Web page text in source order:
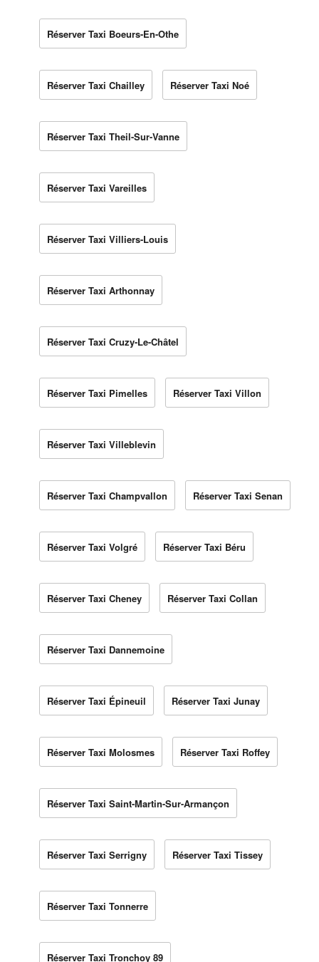
Réserver Taxi Boeurs-En-Othe
Réserver Taxi Chailley Réserver Taxi Noé
Réserver Taxi Theil-Sur-Vanne
Réserver Taxi Vareilles
Réserver Taxi Villiers-Louis
Réserver Taxi Arthonnay
Réserver Taxi Cruzy-Le-Châtel
Réserver Taxi Pimelles Réserver Taxi Villon
Réserver Taxi Villeblevin
Réserver Taxi Champvallon Réserver Taxi Senan
Réserver Taxi Volgré Réserver Taxi Béru
Réserver Taxi Cheney Réserver Taxi Collan
Réserver Taxi Dannemoine
Réserver Taxi Épineuil Réserver Taxi Junay
Réserver Taxi Molosmes Réserver Taxi Roffey
Réserver Taxi Saint-Martin-Sur-Armançon
Réserver Taxi Serrigny Réserver Taxi Tissey
Réserver Taxi Tonnerre
Réserver Taxi Tronchoy 89